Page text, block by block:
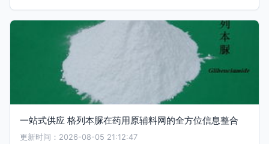
一站式供应 格列本脲在药用原辅料网的全方位信息整合
更新时间：2026-08-05 21:12:47